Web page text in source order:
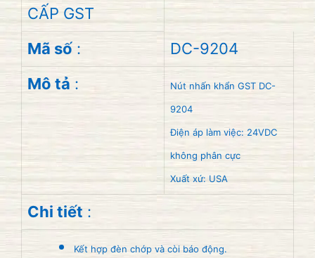
CẤP GST
Mã số :
DC-9204
Mô tả : Nút nhấn khẩn GST DC-
9204
Điện áp làm việc: 24VDC
không phân cực
Xuất xứ: USA
Chi tiết :
Kết hợp đèn chớp và còi báo động.